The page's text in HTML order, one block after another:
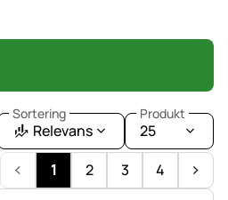
Sortering
Relevans
Produkt
25
1
2 3 4